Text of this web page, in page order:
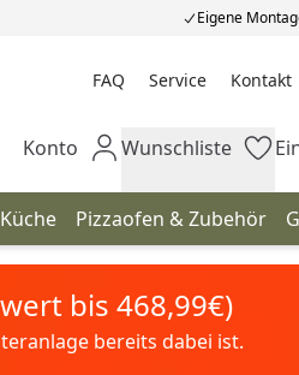
Eigene
FAQ Service Kontakt
Mein Konto
Konto Wunschliste
Wunschliste
Pizzaofen & Zubehör
bis 468,99€)
bereits dabei ist.